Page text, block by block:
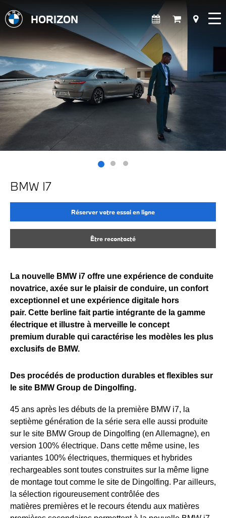
HORIZON
BMW I7
Réserver votre essai en ligne
Être recontacté
La nouvelle BMW i7 offre une expérience de conduite
novatrice, axée sur le plaisir de conduire, un confort
exceptionnel et une expérience digitale hors
pair. Cette berline fait partie intégrante de la gamme
électrique et illustre à merveille le concept
premium durable qui caractérise les modèles les plus
exclusifs de BMW.
Des procédés de production durables et flexibles sur
le site BMW Group de Dingolfing.
45 ans après les débuts de la première BMW i7, la
septième génération de la série sera elle aussi produite
sur le site BMW Group de Dingolfing (en Allemagne), en
version 100% électrique. Dans cette même usine, les
variantes 100% électriques, thermiques et hybrides
rechargeables sont toutes construites sur la même ligne
de montage tout comme le site de Dingolfing. Par ailleurs,
la sélection rigoureusement contrôlée des
matières premières et le recours étendu aux matières